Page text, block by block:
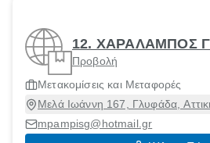
12. ΧΑΡΑΛΑΜΠΟΣ
Προβολή
Μετακομίσεις και Μεταφορές
Μελά Ιωάννη 167, Γλυφάδα,
mpampisg@hotmail.gr